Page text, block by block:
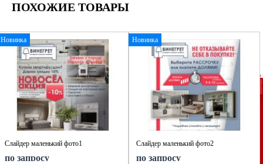
ПОХОЖИЕ ТОВАРЫ
Новинка
Слайдер маленький фото1
по запросу
Новинка
Слайдер маленький фото2
по запросу